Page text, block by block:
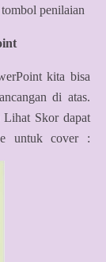
penilaian
kita bisa
di atas.
Lihat Skor dapat
untuk cover :